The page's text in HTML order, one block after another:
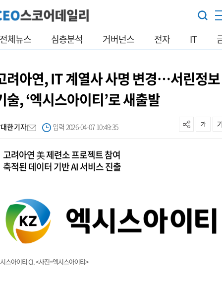
전체뉴스 심층분석 거버넌스 전자 IT
려아연, IT 계열사 사명 변경…서린정보
술, ‘엑시스아이티’로 새출발
한 기자 입력 2026-04-07 10:49:35
고려아연 美 제련소 프로젝트 참여
축적된 데이터 기반 AI 서비스 진출
스아이티 CI. <사진=엑시스아이티>